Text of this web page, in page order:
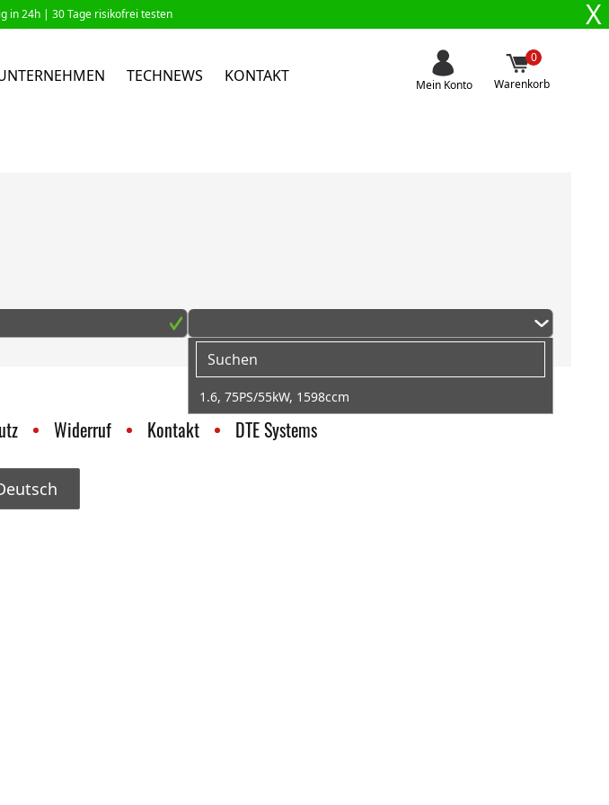
in 24h | 30 Tage risikofrei testen X
TECHNEWS KONTAKT Mein Konto
0
Warenkorb
1.6, 75PS/55kW, 1598ccm
Widerruf Kontakt DTE Systems